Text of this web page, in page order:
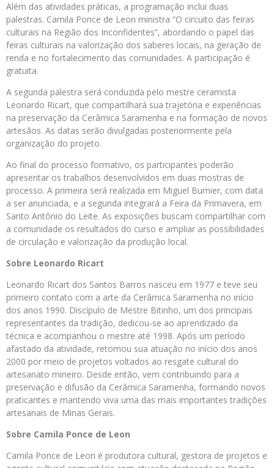
Além das atividades práticas, a programação inclui duas
palestras. Camila Ponce de Leon ministra “O circuito das feiras
culturais na Região dos Inconfidentes”, abordando o papel das
feiras culturais na valorização dos saberes locais, na geração de
renda e no fortalecimento das comunidades. A participação é
gratuita.
A segunda palestra será conduzida pelo mestre ceramista
Leonardo Ricart, que compartilhará sua trajetória e experiências
na preservação da Cerâmica Saramenha e na formação de novos
artesãos. As datas serão divulgadas posteriormente pela
organização do projeto.
Ao final do processo formativo, os participantes poderão
apresentar os trabalhos desenvolvidos em duas mostras de
processo. A primeira será realizada em Miguel Burnier, com data
a ser anunciada, e a segunda integrará a Feira da Primavera, em
Santo Antônio do Leite. As exposições buscam compartilhar com
a comunidade os resultados do curso e ampliar as possibilidades
de circulação e valorização da produção local.
Sobre Leonardo Ricart
Leonardo Ricart dos Santos Barros nasceu em 1977 e teve seu
primeiro contato com a arte da Cerâmica Saramenha no início
dos anos 1990. Discípulo de Mestre Bitinho, um dos principais
representantes da tradição, dedicou-se ao aprendizado da
técnica e acompanhou o mestre até 1998. Após um período
afastado da atividade, retomou sua atuação no início dos anos
2000 por meio de projetos voltados ao resgate cultural do
artesanato mineiro. Desde então, vem contribuindo para a
preservação e difusão da Cerâmica Saramenha, formando novos
praticantes e mantendo viva uma das mais importantes tradições
artesanais de Minas Gerais.
Sobre Camila Ponce de Leon
Camila Ponce de Leon é produtora cultural, gestora de projetos e